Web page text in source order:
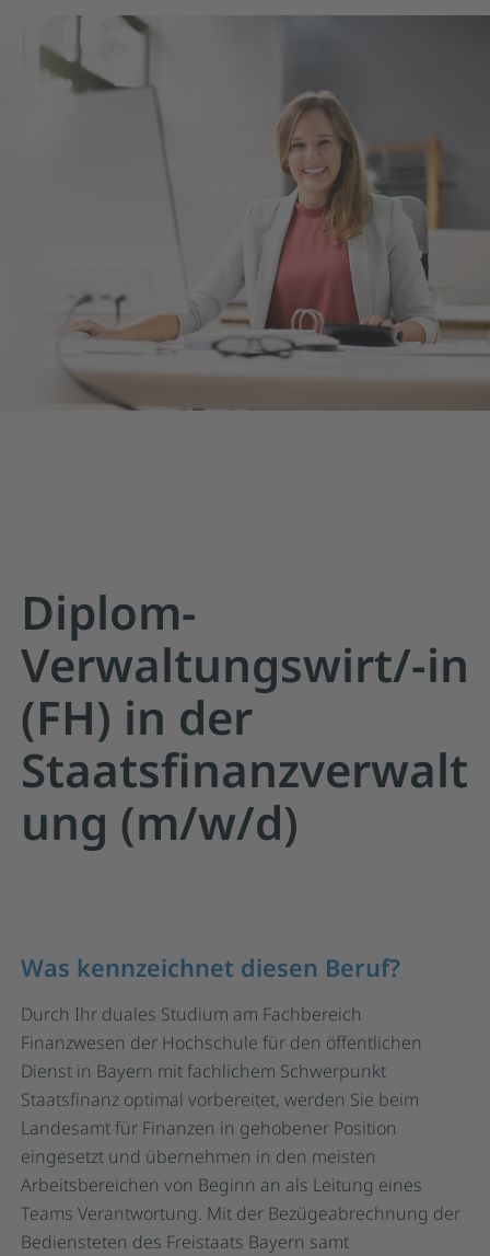
Diplom-
Verwaltungswirt/-in
(FH) in der
Staatsfinanzverwalt
ung (m/w/d)
Was kennzeichnet diesen Beruf?
Durch Ihr duales Studium am Fachbereich
Finanzwesen der Hochschule für den öffentlichen
Dienst in Bayern mit fachlichem Schwerpunkt
Staatsfinanz optimal vorbereitet, werden Sie beim
Landesamt für Finanzen in gehobener Position
eingesetzt und übernehmen in den meisten
Arbeitsbereichen von Beginn an als Leitung eines
Teams Verantwortung. Mit der Bezügeabrechnung der
Bediensteten des Freistaats Bayern samt